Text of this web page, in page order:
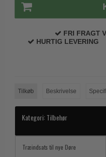
FRI FRAGT
HURTIG LEVERING
Tilkøb Beskrivelse
Kategori:Tilbehør
Træindsats til nye Døre